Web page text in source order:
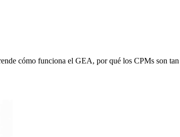
cómo funciona el GEA, por qué los CPMs son